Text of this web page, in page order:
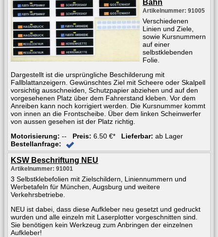
Bahn
Artikelnummer: 91005
Verschiedenen
Linien und Ziele,
sowie Kursnummern
auf einer
selbstklebenden
Folie.
Dargestellt ist die ursprüngliche Beschilderung mit
Fallblattanzeigern. Gewünschtes Ziel mit Scheere oder Skalpell
vorsichtig ausschneiden, Schutzpapier abziehen und auf den
vorgesehenen Platz über dem Fahrerstand kleben. Vor dem
Anreiben kann noch korrigiert werden. Die Kursnummer kommt
von innen an die Frontscheibe. Über dem linken Scheinwerfer
von aussen gesehen ist der Platz richtig.
Motorisierung: -- Preis: 6.50 €* Lieferbar: ab Lager
Bestellanfrage:
KSW Beschriftung NEU
Artikelnummer: 91001
3 Selbstklebefolien mit Zielschildern, Liniennummern und
Werbetafeln für München, Augsburg und weitere
Verkehrsbetriebe.
NEU ist dabei, dass diese Aufkleber neu gesetzt und gedruckt
wurden und alle einzeln mit Laserplotter vorgeschnitten sind.
Sie benötigen kein Werkzeug zum Anbringen der einzelnen
Aufkleber!